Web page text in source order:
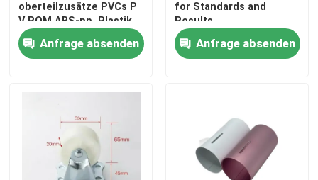
oberteilzusätze PVCs P
V POM ABS-pp. Plastik
Anfrage absenden
for Standards and
Results
Anfrage absenden